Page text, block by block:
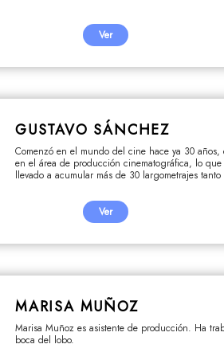
Ver
GUSTAVO SÁNCHEZ
Comenzó en el mundo del cine hace ya 30 años,
en el área de producción cinematográfica, lo
llevado a acumular más de 30 largometrajes tanto
premios y reconocimiento de la crítica especializada .
lleva a fundar en el 2008 La Soga Producciones
experiencia y aprendizaje vivido en inca Films.
Ver
MARISA MUÑOZ
Marisa Muñoz es asistente de producción. Ha
boca del lobo.